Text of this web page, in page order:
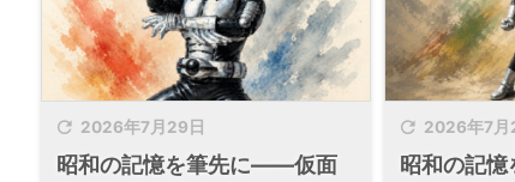
 2026年7月29日
昭和の記憶を筆先に――仮面
 2026年7月
昭和の記憶